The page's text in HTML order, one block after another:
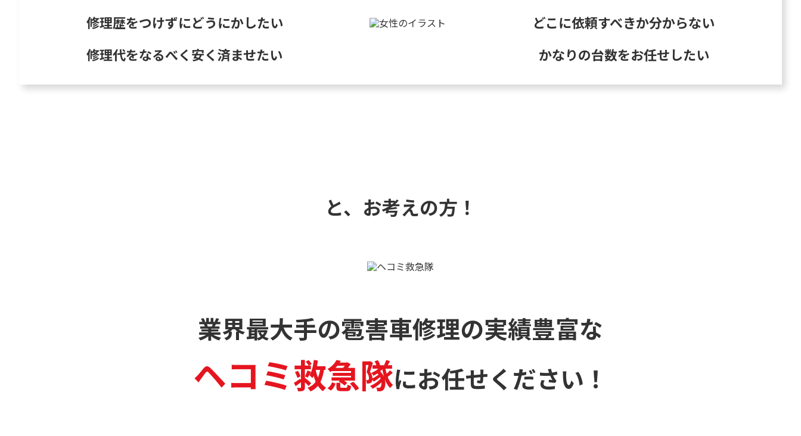
修理歴をつけずにどうにかしたい
修理代をなるべく安く済ませたい
どこに依頼すべきか分からない
かなりの台数をお任せしたい
と、お考えの方！
業界最大手の雹害車修理の実績豊富な
ヘコミ救急隊にお任せください！